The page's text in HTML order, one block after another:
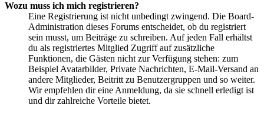
Wozu muss ich mich registrieren?
Eine Registrierung ist nicht unbedingt zwingend. Die Board-
Administration dieses Forums entscheidet, ob du registriert
sein musst, um Beiträge zu schreiben. Auf jeden Fall erhältst
du als registriertes Mitglied Zugriff auf zusätzliche
Funktionen, die Gästen nicht zur Verfügung stehen: zum
Beispiel Avatarbilder, Private Nachrichten, E-Mail-Versand an
andere Mitglieder, Beitritt zu Benutzergruppen und so weiter.
Wir empfehlen dir eine Anmeldung, da sie schnell erledigt ist
und dir zahlreiche Vorteile bietet.